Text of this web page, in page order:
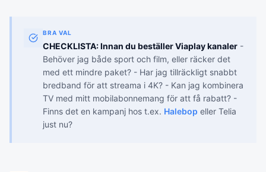
BRA VAL
CHECKLISTA: Innan du beställer Viaplay kanaler -
Behöver jag både sport och film, eller räcker det
med ett mindre paket? - Har jag tillräckligt snabbt
bredband för att streama i 4K? - Kan jag kombinera
TV med mitt mobilabonnemang för att få rabatt? -
Finns det en kampanj hos t.ex. Halebop eller Telia
just nu?